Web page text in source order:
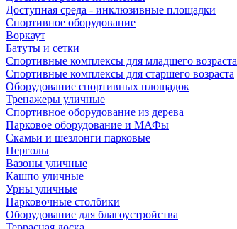
Доступная среда - инклюзивные площадки
Спортивное оборудование
Воркаут
Батуты и сетки
Спортивные комплексы для младшего возраста
Спортивные комплексы для старшего возраста
Оборудование спортивных площадок
Тренажеры уличные
Спортивное оборудование из дерева
Парковое оборудование и МАФы
Скамьи и шезлонги парковые
Перголы
Вазоны уличные
Кашпо уличные
Урны уличные
Парковочные столбики
Оборудование для благоустройства